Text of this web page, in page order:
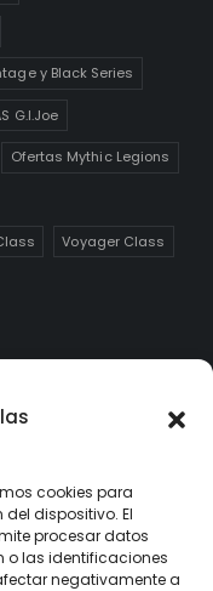
cookies para
dispositivo. El
procesar datos
o las identificaciones
negativamente a
y Black Series
G.I.Joe
Ofertas Mythic Legions
Voyager Class
y ofertas que